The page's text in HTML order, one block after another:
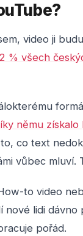
video ji
% všech
němu
co text
vůbec mluví.
to video
lidi
pořád.